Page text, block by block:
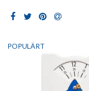
POPULÄRT